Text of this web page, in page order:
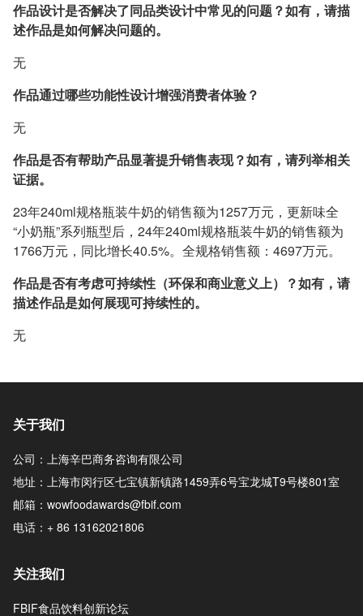
作品设计是否解决了同品类设计中常见的问题？如有，请描
述作品是如何解决问题的。
无
作品通过哪些功能性设计增强消费者体验？
无
作品是否有帮助产品显著提升销售表现？如有，请列举相关
证据。
23年240ml规格瓶装牛奶的销售额为1257万元，更新味全
“小奶瓶”系列瓶型后，24年240ml规格瓶装牛奶的销售额为
1766万元，同比增长40.5%。全规格销售额：4697万元。
作品是否有考虑可持续性（环保和商业意义上）？如有，请
描述作品是如何展现可持续性的。
无
关于我们
公司：上海辛巴商务咨询有限公司
地址：上海市闵行区七宝镇新镇路1459弄6号宝龙城T9号楼801室
邮箱：wowfoodawards@fbif.com
电话：+ 86 13162021806
关注我们
FBIF食品饮料创新论坛